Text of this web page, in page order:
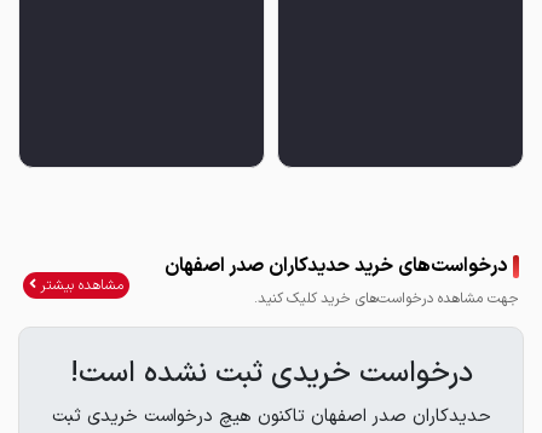
درخواست‌های خرید حدیدکاران صدر اصفهان
جهت مشاهده درخواست‌های خرید کلیک کنید.
مشاهده بیشتر
درخواست خریدی ثبت نشده است!
حدیدکاران صدر اصفهان تاکنون هیچ درخواست خریدی ثبت